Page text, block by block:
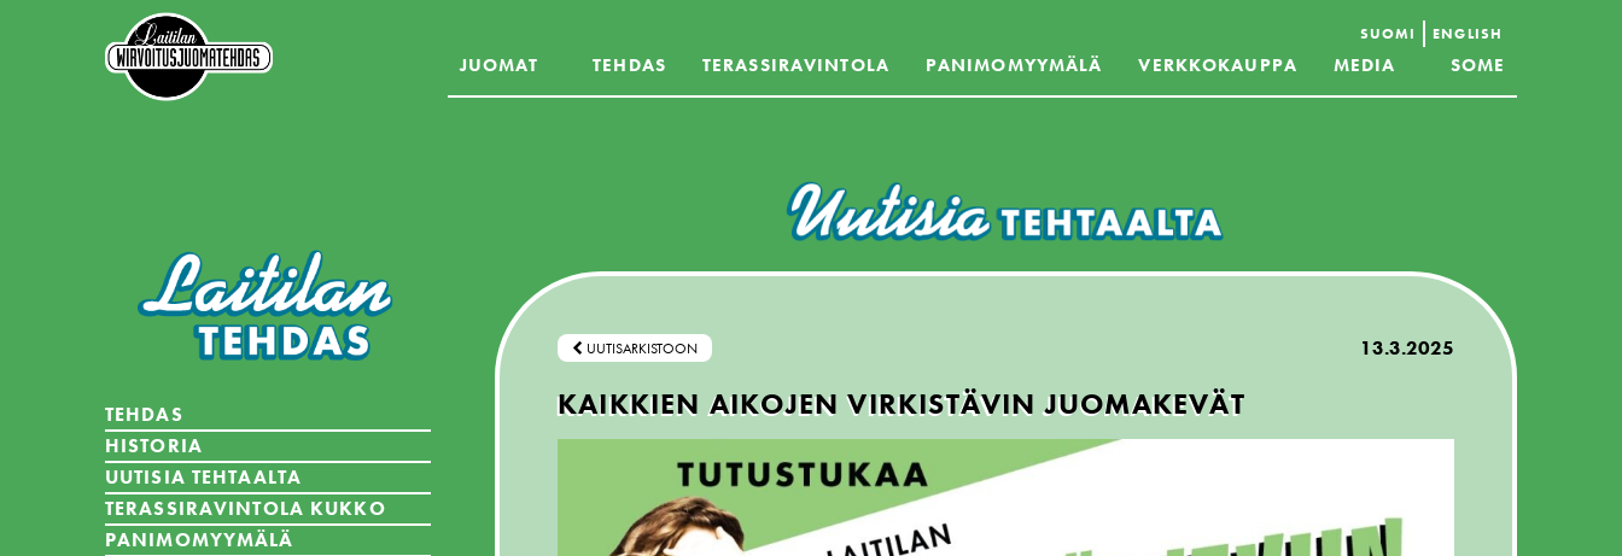
SUOMI ENGLISH
JUOMAT TEHDAS TERASSIRAVINTOLA PANIMOMYYMÄLÄ VERKKOKAUPPA MEDIA SOME
TEHDAS
HISTORIA
UUTISIA TEHTAALTA
TERASSIRAVINTOLA KUKKO
PANIMOMYYMÄLÄ
UUTISARKISTOON 13.3.2025
KAIKKIEN AIKOJEN VIRKISTÄVIN JUOMAKEVÄT